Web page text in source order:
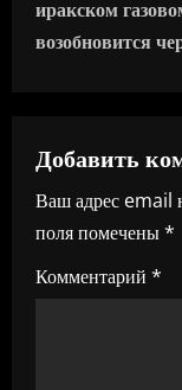
г
и
я
п
иракском
возобновится
Добавить
Ваш адрес email
поля помечены*
Комментарий *